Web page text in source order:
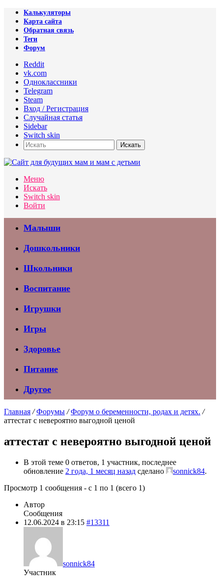
Калькуляторы
Карта сайта
Обратная связь
Теги
Форум
Reddit
vk.com
Одноклассники
Telegram
Steam
Вход / Регистрация
Случайная статья
Sidebar
Switch skin
Искать
Меню
Искать
Switch skin
Войти
Малыши
Дошкольники
Школьники
Воспитание
Игрушки
Игры
Здоровье
Питание
Другое
Главная / Форумы / Форум о беременности, родах и детях. /
аттестат с невероятно выгодной ценой
аттестат с невероятно выгодной ценой
В этой теме 0 ответов, 1 участник, последнее
обновление 2 года, 1 месяц назад сделано sonnick84.
Просмотр 1 сообщения - с 1 по 1 (всего 1)
Автор
Сообщения
12.06.2024 в 23:15 #13311
sonnick84
Участник